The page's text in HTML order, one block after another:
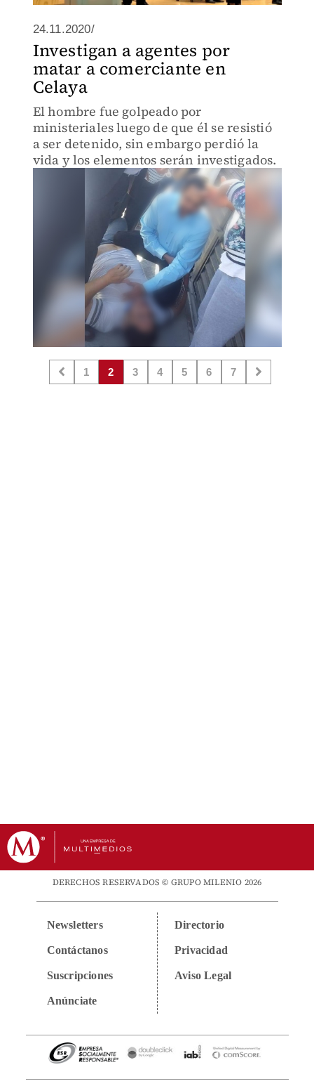
24.11.2020/
Investigan a agentes por
matar a comerciante en
Celaya
El hombre fue golpeado por
ministeriales luego de que él se resistió
a ser detenido, sin embargo perdió la
vida y los elementos serán investigados.
1 2 3 4 5 6 7
DERECHOS RESERVADOS © GRUPO MILENIO 2026
Newsletters
Contáctanos
Suscripciones
Anúnciate
Directorio
Privacidad
Aviso Legal